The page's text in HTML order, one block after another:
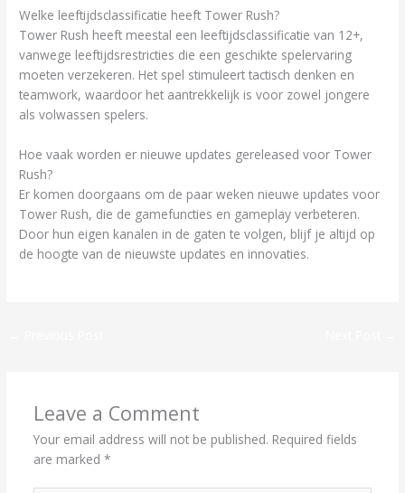
Welke leeftijdsclassificatie heeft Tower Rush?
Tower Rush heeft meestal een leeftijdsclassificatie van 12+,
vanwege leeftijdsrestricties die een geschikte spelervaring
moeten verzekeren. Het spel stimuleert tactisch denken en
teamwork, waardoor het aantrekkelijk is voor zowel jongere
als volwassen spelers.
Hoe vaak worden er nieuwe updates gereleased voor Tower
Rush?
Er komen doorgaans om de paar weken nieuwe updates voor
Tower Rush, die de gamefuncties en gameplay verbeteren.
Door hun eigen kanalen in de gaten te volgen, blijf je altijd op
de hoogte van de nieuwste updates en innovaties.
Leave a Comment
Your email address will not be published. Required fields
are marked *